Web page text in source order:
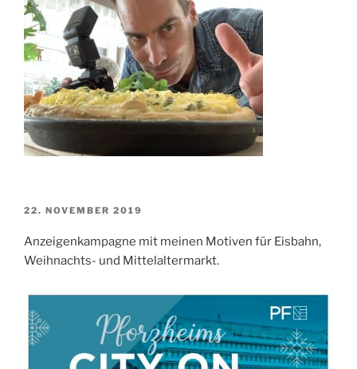
VERÖFFENTLICHT
22. NOVEMBER 2019
Anzeigenkampagne mit meinen Motiven für Eisbahn,
Weihnachts- und Mittelaltermarkt.